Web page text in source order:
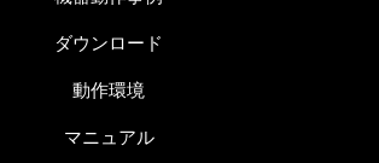
ダウンロード
動作環境
マニュアル